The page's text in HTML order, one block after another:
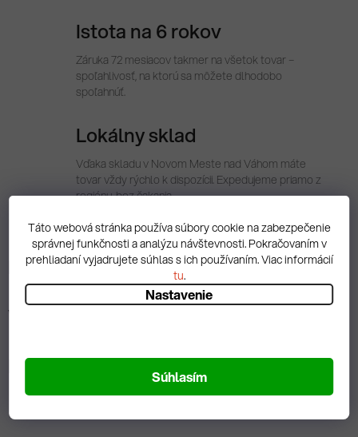
Táto webová stránka používa súbory cookie na zabezpečenie
správnej funkčnosti a analýzu návštevnosti. Pokračovaním v
prehliadaní vyjadrujete súhlas s ich používaním. Viac informácií
tu.
Nastavenie
Súhlasím
Istota na 6 rokov
Záruka 72 mesiacov takmer na všetok tovar –
spoľahlivosť, na ktorú sa môžete dlhodobo
spoľahnúť.
Lokálny sklad
Vďaka skladu v Novom Meste nad Váhom máte
tovar vždy rýchlo k dispozícii. Expedujeme priamo z
regiónu, bez čakania.
Popis
Videá (1)
Diskusia